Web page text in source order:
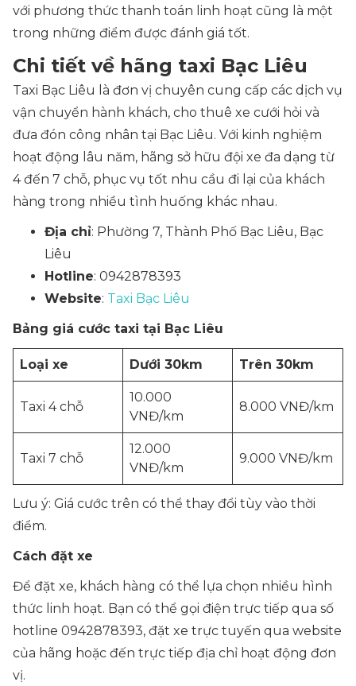
với phương thức thanh toán linh hoạt cũng là một
trong những điểm được đánh giá tốt.
Chi tiết về hãng taxi Bạc Liêu
Taxi Bạc Liêu là đơn vị chuyên cung cấp các dịch vụ
vận chuyển hành khách, cho thuê xe cưới hỏi và
đưa đón công nhân tại Bạc Liêu. Với kinh nghiệm
hoạt động lâu năm, hãng sở hữu đội xe đa dạng từ
4 đến 7 chỗ, phục vụ tốt nhu cầu đi lại của khách
hàng trong nhiều tình huống khác nhau.
Địa chỉ: Phường 7, Thành Phố Bạc Liêu, Bạc
Liêu
Hotline: 0942878393
Website: Taxi Bạc Liêu
Bảng giá cước taxi tại Bạc Liêu
Loại xe Dưới 30km Trên 30km
Taxi 4 chỗ
10.000
VNĐ/km
8.000 VNĐ/km
Taxi 7 chỗ
12.000
VNĐ/km
9.000 VNĐ/km
Lưu ý: Giá cước trên có thể thay đổi tùy vào thời
điểm.
Cách đặt xe
Để đặt xe, khách hàng có thể lựa chọn nhiều hình
thức linh hoạt. Bạn có thể gọi điện trực tiếp qua số
hotline 0942878393, đặt xe trực tuyến qua website
của hãng hoặc đến trực tiếp địa chỉ hoạt động đơn
vị.